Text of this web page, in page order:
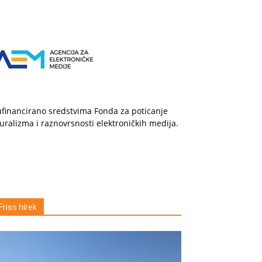
sredstvima Fonda za poticanje
i raznovrsnosti elektroničkih medija.
Friss hírek